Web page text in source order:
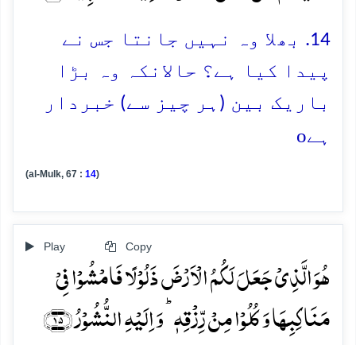
14. بھلا وہ نہیں جانتا جس نے
پیدا کیا ہے؟ حالانکہ وہ بڑا
باریک بین (ہر چیز سے) خبردار
ہےo
(al-Mulk, 67 : 14)
Play Copy
ہُوَ الَّذِیۡ جَعَلَ لَکُمُ الۡاَرۡضَ ذَلُوۡلًا فَامۡشُوۡا فِیۡ
مَنَاکِبِہَا وَ کُلُوۡا مِنۡ رِّزۡقِہٖ ؕ وَ اِلَیۡہِ النُّشُوۡرُ ﴿۱۵﴾